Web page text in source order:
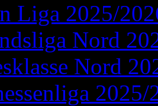
Liga 2025/
Nord
Nord
2025/